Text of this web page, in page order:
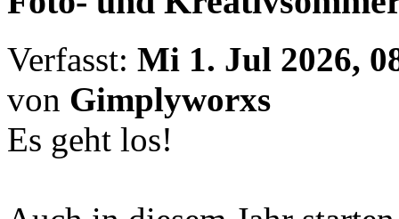
Verfasst: Mi 1. Jul 2026,
von Gimplyworxs
Es geht los!